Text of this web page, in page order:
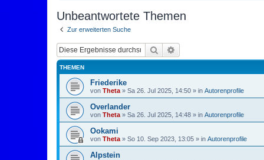
Unbeantwortete Themen
Zur erweiterten Suche
Suche
THEMEN
Friederike
von Theta » Sa 26. Jul 2025, 14:50 » in Autorenprofile
Overlander
von Theta » Sa 26. Jul 2025, 14:48 » in Autorenprofile
Ookami
von Theta » So 10. Sep 2023, 13:05 » in Autorenprofile
Alpstein